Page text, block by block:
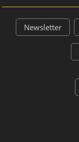
Newsletter